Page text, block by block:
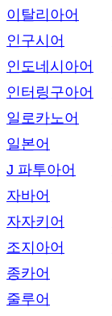
이탈리아어
인구시어
인도네시아어
인터링구아어
일로카노어
일본어
J 파투아어
자바어
자자키어
조지아어
종카어
줄루어